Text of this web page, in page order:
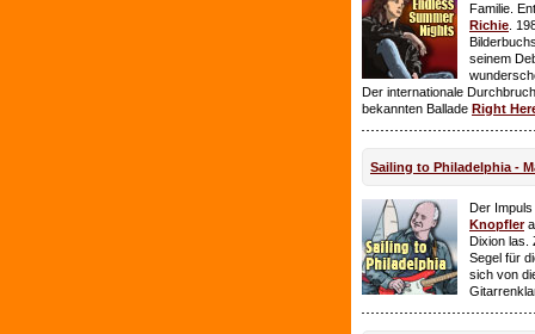
Familie.
Richie .
seinem
Der internationale
bekannten Ballade Right
Sailing to Philadelphia -
Der
Knopfler
Dixion las.
Segel für
sich von